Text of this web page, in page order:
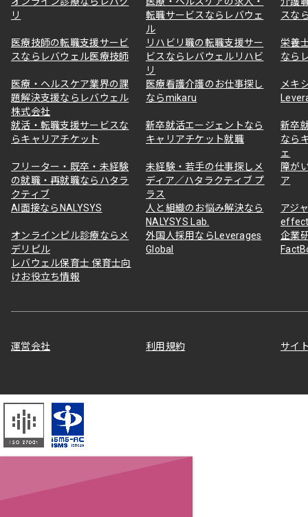
リ
転職サービスならレバウェ
ル
スな
医療技師の転職支援サービ
スならレバウェル医療技師
リハビリ職の転職支援サー
ビスならレバウェルリハビ
リ
栄養
なら
医療・ヘルスケア業界の課
題解決支援ならレバウェル
株式会社
医療看護介護のお仕事探し
ならmikaru
メキ
就活・転職支援サービスな
らキャリアチケット
新卒就活エージェントなら
キャリアチケット就職
新卒
なら
ェ
フリーター・既卒・未経験
の就職・再就職ならハタラ
クティブ
未経験・若手の仕事探しメ
ディア／ハタラクティブ プ
ラス
障が
ア
AI面接ならNALYSYS
人と組織のお悩み解決なら
NALYSYS Lab.
アジ
オンラインピル診療ならメ
デリピル
外国人採用ならLeverages
Global
企業
レバウェル保育士 保育士向
けお役立ち情報
運営会社 利用規約 サイ